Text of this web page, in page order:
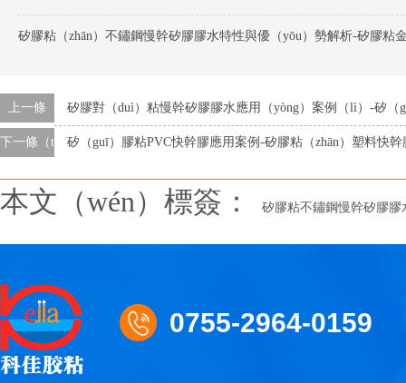
上一條 矽膠對（duì）粘慢幹矽膠膠水應用（yòng）案例（lì）-矽（
下一條（tiáo）矽（guī）膠粘PVC快幹膠應用案例-矽膠粘（zhān）塑料快幹
本文（wén）標簽： 矽膠粘不鏽鋼慢幹矽膠膠
0755-2964-0159